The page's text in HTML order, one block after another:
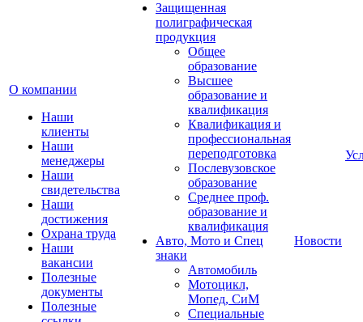
О компании
Наши
клиенты
Наши
менеджеры
Наши
свидетельства
Наши
достижения
Охрана труда
Наши
вакансии
Полезные
документы
Полезные
Защищенная
полиграфическая
продукция
Общее
образование
Высшее
образование и
квалификация
Квалификация и
профессиональная
переподготовка
Послевузовское
образование
Среднее проф.
образование и
квалификация
Авто, Мото и Спец
знаки
Автомобиль
Мотоцикл,
Мопед, СиМ
Специальные
Новости